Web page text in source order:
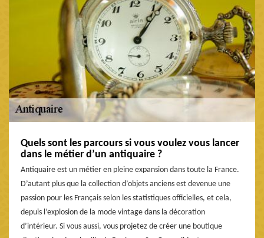
Quels sont les parcours si vous voulez vous lancer
dans le métier d’un antiquaire ?
Antiquaire est un métier en pleine expansion dans toute la France.
D’autant plus que la collection d’objets anciens est devenue une
passion pour les Français selon les statistiques officielles, et cela,
depuis l’explosion de la mode vintage dans la décoration
d’intérieur. Si vous aussi, vous projetez de créer une boutique